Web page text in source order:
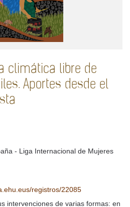
climática libre de
Aportes desde el
- Liga Internacional de Mujeres
registros/22085
intervenciones de varias formas: en